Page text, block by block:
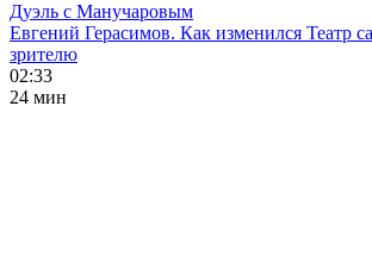
Дуэль с Манучаровым
Евгений Герасимов. Как изменился Театр
зрителю
02:33
24 мин